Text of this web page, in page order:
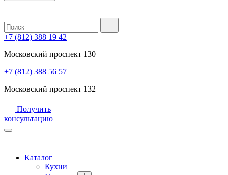
+7 (812) 388 19 42
Московский проспект 130
+7 (812) 388 56 57
Московский проспект 132
Получить
консультацию
Каталог
Кухни